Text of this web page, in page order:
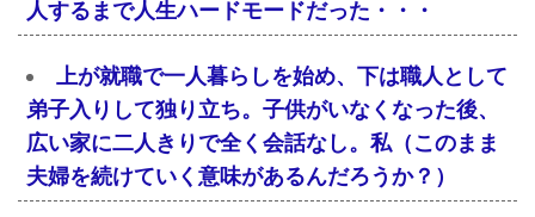
人するまで人生ハードモードだった・・・
上が就職で一人暮らしを始め、下は職人として
弟子入りして独り立ち。子供がいなくなった後、
広い家に二人きりで全く会話なし。私（このまま
夫婦を続けていく意味があるんだろうか？）